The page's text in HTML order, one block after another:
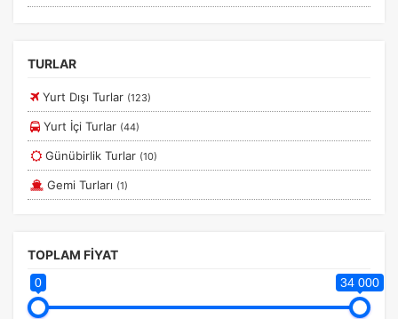
ölçeriz. Hangi sayfaların popüler olduğunu ve
Pazarlama Çerezleri
Size ve ilgi alanlarınıza uygun reklamlar göstermek için
kullanılır. Kapatırsanız reklamları görmeye devam
edersiniz, ancak daha az alakalı olabilirler.
Diğer
TURLAR
Yurt Dışı Turlar (123)
Yurt İçi Turlar (44)
Günübirlik Turlar (10)
Gemi Turları (1)
TOPLAM FİYAT
0 34 000